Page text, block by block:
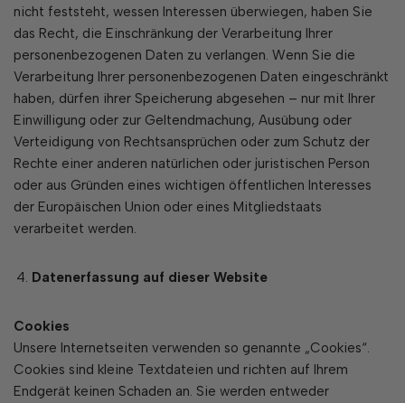
nicht feststeht, wessen Interessen überwiegen, haben Sie
das Recht, die Einschränkung der Verarbeitung Ihrer
personenbezogenen Daten zu verlangen. Wenn Sie die
Verarbeitung Ihrer personenbezogenen Daten eingeschränkt
haben, dürfen ihrer Speicherung abgesehen – nur mit Ihrer
Einwilligung oder zur Geltendmachung, Ausübung oder
Verteidigung von Rechtsansprüchen oder zum Schutz der
Rechte einer anderen natürlichen oder juristischen Person
oder aus Gründen eines wichtigen öffentlichen Interesses
der Europäischen Union oder eines Mitgliedstaats
verarbeitet werden.
Datenerfassung auf dieser Website
Cookies
Unsere Internetseiten verwenden so genannte „Cookies“.
Cookies sind kleine Textdateien und richten auf Ihrem
Endgerät keinen Schaden an. Sie werden entweder